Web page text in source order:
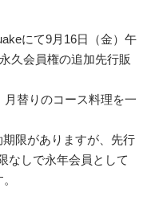
にて9月16日（金）午
久会員権の追加先行販
替りのコース料理を一
限がありますが、先行
なしで永年会員として